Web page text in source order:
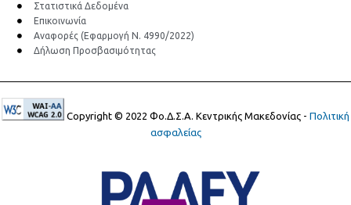
Στατιστικά Δεδομένα
Επικοινωνία
Αναφορές (Εφαρμογή Ν. 4990/2022)
Δήλωση Προσβασιμότητας
Copyright © 2022 Φο.Δ.Σ.Α. Κεντρικής Μακεδονίας - Πολιτική
ασφαλείας